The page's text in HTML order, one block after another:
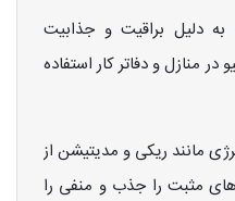
به دلیل براقیت و جذابیت
منازل و دفاتر کار استفاده
مانند ریکی و مدیتیشن از
مثبت را جذب و منفی را